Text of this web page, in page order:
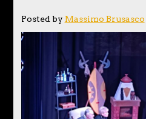
Posted by Massimo Brusasco